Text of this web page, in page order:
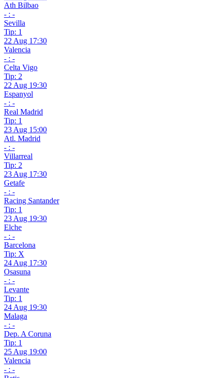
Ath Bilbao
- : -
Sevilla
Tip: 1
22 Aug 17:30
Valencia
- : -
Celta Vigo
Tip: 2
22 Aug 19:30
Espanyol
- : -
Real Madrid
Tip: 1
23 Aug 15:00
Atl. Madrid
- : -
Villarreal
Tip: 2
23 Aug 17:30
Getafe
- : -
Racing Santander
Tip: 1
23 Aug 19:30
Elche
- : -
Barcelona
Tip: X
24 Aug 17:30
Osasuna
- : -
Levante
Tip: 1
24 Aug 19:30
Malaga
- : -
Dep. A Coruna
Tip: 1
25 Aug 19:00
Valencia
- : -